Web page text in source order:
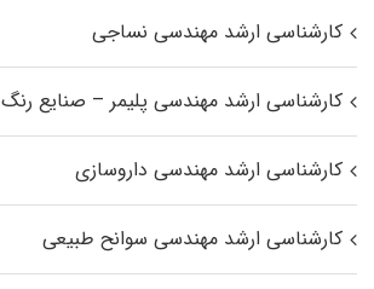
کارشناسی ارشد مهندسی نساجی
کارشناسی ارشد مهندسی پلیمر – صنایع رنگ
کارشناسی ارشد مهندسی داروسازی
کارشناسی ارشد مهندسی سوانح طبیعی